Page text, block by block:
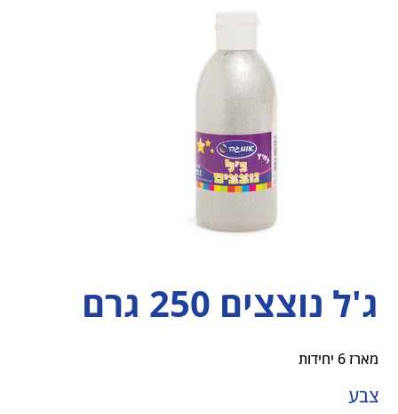
ג'ל נוצצים 250 גרם
מארז 6 יחידות
צבע